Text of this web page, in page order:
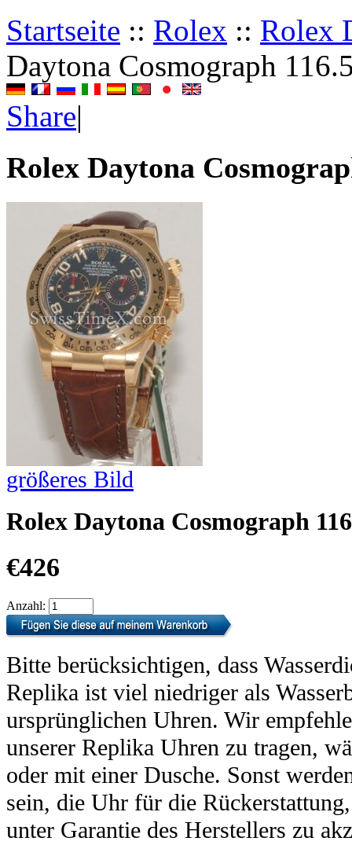
Startseite :: Rolex :: Rolex
Daytona Cosmograph
Share|
Rolex Daytona
größeres Bild
Rolex Daytona Cosmograph
€426
Anzahl:
Bitte berücksichtigen, dass
Replika ist viel niedriger als
ursprünglichen Uhren. Wir
unserer Replika Uhren zu tragen,
oder mit einer Dusche. Sonst
sein, die Uhr für die
unter Garantie des Herstellers zu